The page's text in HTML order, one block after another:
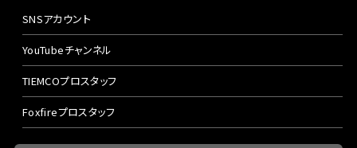
SNSアカウント
YouTubeチャンネル
TIEMCOプロスタッフ
Foxfireプロスタッフ